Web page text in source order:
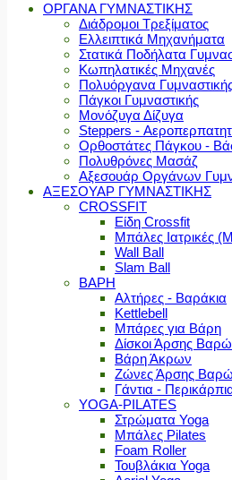
ΟΡΓΑΝΑ ΓΥΜΝΑΣΤΙΚΗΣ
Διάδρομοι Τρεξίματος
Ελλειπτικά Μηχανήματα
Στατικά Ποδήλατα
Κωπηλατικές Μηχανές
Πολυόργανα
Πάγκοι Γυμναστικής
Μονόζυγα Δίζυγα
Steppers -
Ορθοστάτες Πάγκου -
Πολυθρόνες Μασάζ
Αξεσουάρ Οργάνων
ΑΞΕΣΟΥΑΡ ΓΥΜΝΑΣΤΙΚΗΣ
CROSSFIT
Είδη Crossfit
Μπάλες Ιατρικές
Wall Ball
Slam Ball
ΒΑΡΗ
Αλτήρες - Βαράκια
Kettlebell
Μπάρες για Βάρη
Δίσκοι Άρσης
Βάρη Άκρων
Ζώνες Άρσης
Γάντια -
YOGA-PILATES
Στρώματα Yoga
Μπάλες Pilates
Foam Roller
Τουβλάκια Yoga